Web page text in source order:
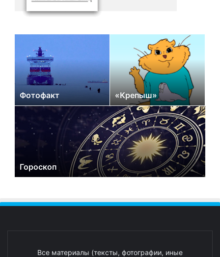
Фотофакт «Крепыш»
Гороскоп
Все материалы (тексты, фотографии, иные